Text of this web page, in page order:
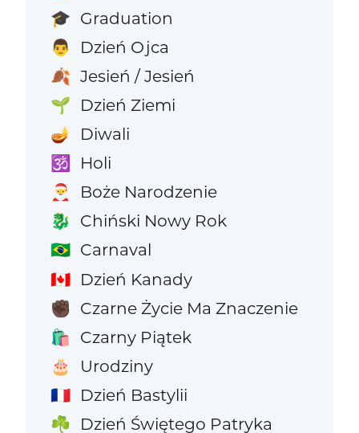
🎓 Graduation
👨 Dzień Ojca
🍂 Jesień / Jesień
🌱 Dzień Ziemi
🪔 Diwali
🕉️ Holi
🎅 Boże Narodzenie
🐉 Chiński Nowy Rok
🇧🇷 Carnaval
🇨🇦 Dzień Kanady
✊🏿 Czarne Życie Ma Znaczenie
🛍️ Czarny Piątek
🎂 Urodziny
🇫🇷 Dzień Bastylii
☘️ Dzień Świętego Patryka